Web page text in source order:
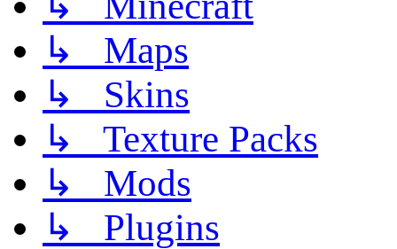
↳ Maps
↳ Skins
↳ Texture Packs
↳ Mods
↳ Plugins